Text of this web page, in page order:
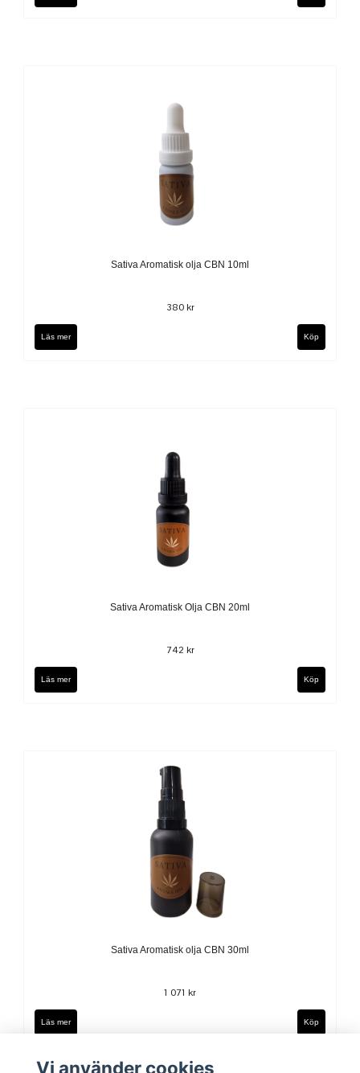
Sativa Aromatisk olja CBN 10ml
380 kr
Läs mer
Sativa Aromatisk Olja CBN 20ml
742 kr
Läs mer
Sativa Aromatisk olja CBN 30ml
1 071 kr
Läs mer
Vi använder cookies